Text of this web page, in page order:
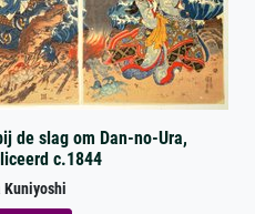
de slag om Dan-no-Ura,
c.1844
Kuniyoshi